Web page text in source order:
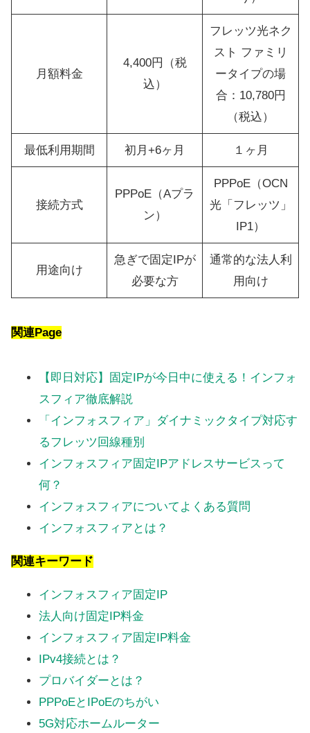
月額料金
4,400円（税
込）
フレッツ光ネク
スト ファミリ
ータイプの場
合：10,780円
（税込）
最低利用期間 初月+6ヶ月 １ヶ月
接続方式
PPPoE（Aプラ
ン）
PPPoE（OCN
光「フレッツ」
IP1）
用途向け
急ぎで固定IPが
必要な方
通常的な法人利
用向け
関連Page
【即日対応】固定IPが今日中に使える！インフォ
スフィア徹底解説
「インフォスフィア」ダイナミックタイプ対応す
るフレッツ回線種別
インフォスフィア固定IPアドレスサービスって
何？
インフォスフィアについてよくある質問
インフォスフィアとは？
関連キーワード
インフォスフィア固定IP
法人向け固定IP料金
インフォスフィア固定IP料金
IPv4接続とは？
プロバイダーとは？
PPPoEとIPoEのちがい
5G対応ホームルーター